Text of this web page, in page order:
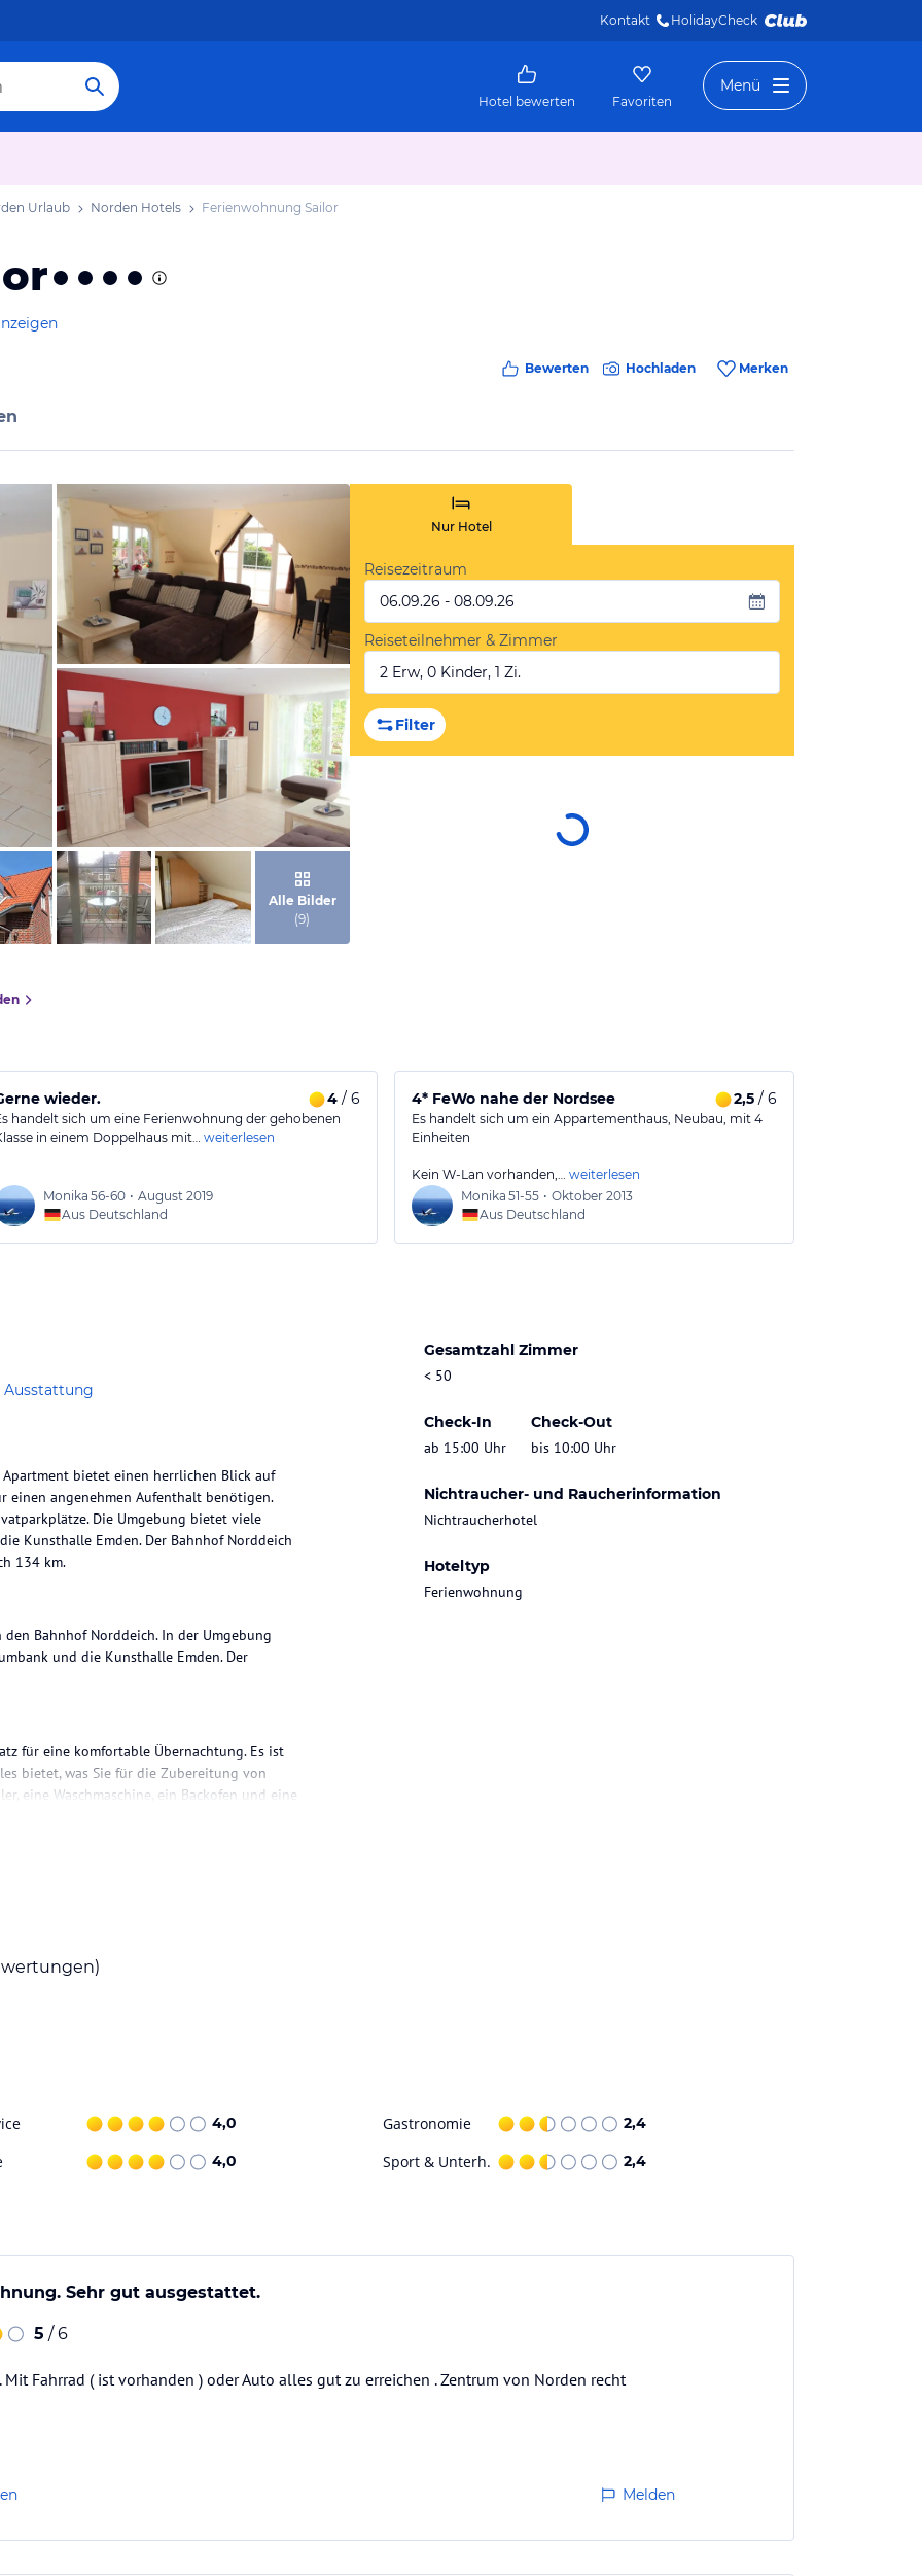
Kontakt HolidayCheck
Hotel bewerten Favoriten
Menü
Urlaub Norden Hotels Ferienwohnung Sailor
Bewerten Hochladen Merken
von Booking.com
von Booking.com
Alle Bilder
(9)
Nur Hotel
Reisezeitraum
06.09.26 - 08.09.26
Reiseteilnehmer & Zimmer
2 Erw, 0 Kinder, 1 Zi.
Filter
wieder. 4/ 6
handelt sich um eine Ferienwohnung der gehobenen
in einem Doppelhaus mit… weiterlesen
Monika 56-60 • August 2019
Aus Deutschland
4* FeWo nahe der Nordsee 2,5/ 6
Es handelt sich um ein Appartementhaus, Neubau, mit 4
Einheiten
Kein W-Lan vorhanden,… weiterlesen
Monika 51-55 • Oktober 2013
Aus Deutschland
Ausstattung
Gesamtzahl Zimmer
< 50
Check-In
ab 15:00 Uhr
Check-Out
bis 10:00 Uhr
Nichtraucher- und Raucherinformation
Nichtraucherhotel
Hoteltyp
Ferienwohnung
bietet einen herrlichen Blick auf
einen angenehmen Aufenthalt benötigen.
Die Umgebung bietet viele
Kunsthalle Emden. Der Bahnhof Norddeich
134 km.
Bahnhof Norddeich. In der Umgebung
und die Kunsthalle Emden. Der
für eine komfortable Übernachtung. Es ist
bietet, was Sie für die Zubereitung von
eine Waschmaschine, ein Backofen und eine
Apartments.
Erkunden Sie die
Sehenswürdigkeiten und Attraktionen.
zu einem unvergesslichen
Gewähr. Bitte lies vor der Buchung die
4,0 Gastronomie 2,4
4,0 Sport & Unterh. 2,4
Sehr gut ausgestattet.
5 / 6
Mit Fahrrad ( ist vorhanden ) oder Auto alles gut zu erreichen . Zentrum von Norden recht
Melden